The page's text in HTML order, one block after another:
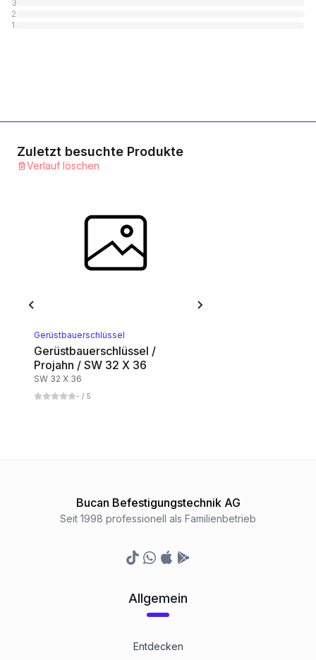
Rollgabelschlüssel
Pfeifenkopfschlüssel
Kategorie
Vierkant-Aufsteckschlüssel
Kategorie
3
2
1
Zuletzt besuchte Produkte
Verlauf löschen
Gerüstbauerschlüssel
Gerüstbauerschlüssel /
Projahn / SW 32 X 36
SW 32 X 36
- / 5
Bucan Befestigungstechnik AG
Seit 1998 professionell als Familienbetrieb
TikTokWhatsapp
Appstore
Google Play Store
Allgemein
Entdecken